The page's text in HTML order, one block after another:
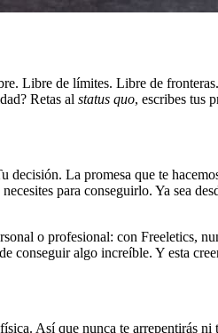
Libre de límites. Libre de
Retas al status quo, escribes tus
La promesa que te
para conseguirlo. Ya sea
o profesional: con Freeletics,
algo increíble. Y esta
Así que nunca te arrepentirás